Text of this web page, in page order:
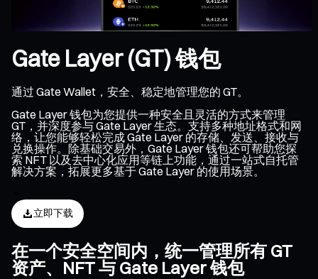
Gate Layer (GT) 钱包
通过 Gate Wallet，安全、稳定地管理您的 GT。
Gate Layer 钱包为您提供一种安全且灵活的方式来管理
GT，并深度参与 Gate Layer 生态。支持多种地址格式和网
络，让您能够轻松完成 Gate Layer 的存储、发送、接收与
兑换操作。除基础交易外，Gate Layer 钱包还可帮助您探
索 NFT 以及去中心化应用等链上功能，通过一站式自托管
解决方案，拓展更多基于 Gate Layer 的使用场景。
立即下载
在一个安全空间内，统一管理所有 GT
资产、NFT 与 Gate Layer 钱包